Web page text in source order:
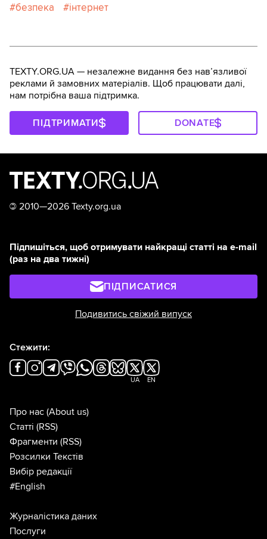
безпека інтернет
TEXTY.ORG.UA — незалежне видання без навʼязливої
реклами й замовних матеріалів. Щоб працювати далі,
нам потрібна ваша підтримка.
ПІДТРИМАТИ DONATE
© 2010—2026 Texty.org.ua
Підпишіться, щоб отримувати найкращі статті на e-mail
(раз на два тижні)
ПІДПИСАТИСЯ
Подивитись свіжий випуск
Стежити:
UA EN
Про нас (About us)
Статті (RSS)
Фрагменти (RSS)
Розсилки Текстів
Вибір редакції
#English
Журналістика даних
Послуги